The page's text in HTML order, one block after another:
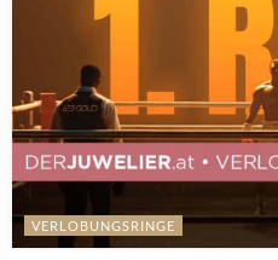
VERLOBUNGSRINGE